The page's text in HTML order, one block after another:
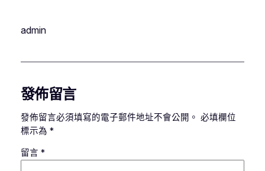
admin
發佈留言
發佈留言必須填寫的電子郵件地址不會公開。 必填欄位
標示為 *
留言 *